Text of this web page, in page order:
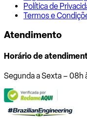
Política de
Termos e
Atendimento
Horário de
Segunda a Sexta – 08h